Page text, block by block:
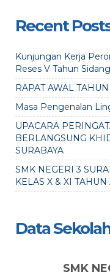
Recent
Kunjungan Kerja
Reses V Tahun
RAPAT AWAL
Masa Pengenalan
UPACARA
BERLANGSUNG
SURABAYA
SMK NEGERI 3
KELAS X & XI
Data
SMK